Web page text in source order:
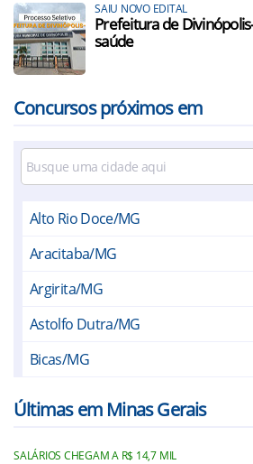
SAIU NOVO EDITAL
Prefeitura de
saúde
Concursos próximos em
Alto Rio Doce/MG
Aracitaba/MG
Argirita/MG
Astolfo Dutra/MG
Bicas/MG
Últimas em Minas Gerais
SALÁRIOS CHEGAM A R$ 14,7 MIL